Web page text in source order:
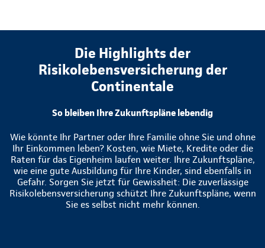
Die Highlights der
Risikolebensversicherung der
Continentale
So bleiben Ihre Zukunftspläne lebendig
Wie könnte Ihr Partner oder Ihre Familie ohne Sie und ohne
Ihr Einkommen leben? Kosten, wie Miete, Kredite oder die
Raten für das Eigenheim laufen weiter. Ihre Zukunftspläne,
wie eine gute Ausbildung für Ihre Kinder, sind ebenfalls in
Gefahr. Sorgen Sie jetzt für Gewissheit: Die zuverlässige
Risikolebensversicherung schützt Ihre Zukunftspläne, wenn
Sie es selbst nicht mehr können.